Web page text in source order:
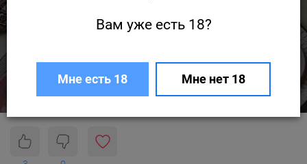
Недели Франции во «Сне»
Редакция Ресторан.ру
Вам уже есть 18?
Мне есть 18 Мне нет 18